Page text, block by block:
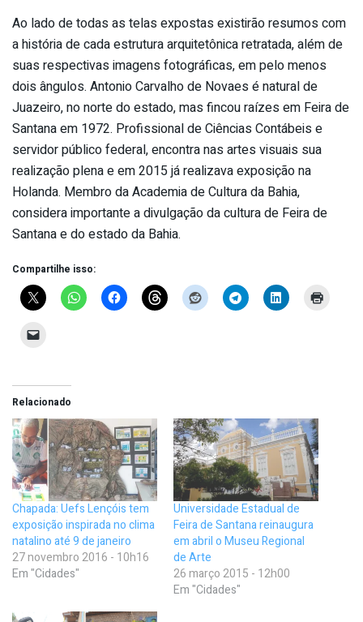
Ao lado de todas as telas expostas existirão resumos com
a história de cada estrutura arquitetônica retratada, além de
suas respectivas imagens fotográficas, em pelo menos
dois ângulos. Antonio Carvalho de Novaes é natural de
Juazeiro, no norte do estado, mas fincou raízes em Feira de
Santana em 1972. Profissional de Ciências Contábeis e
servidor público federal, encontra nas artes visuais sua
realização plena e em 2015 já realizava exposição na
Holanda. Membro da Academia de Cultura da Bahia,
considera importante a divulgação da cultura de Feira de
Santana e do estado da Bahia.
Compartilhe isso:
Relacionado
Chapada: Uefs Lençóis tem
exposição inspirada no clima
natalino até 9 de janeiro
27 novembro 2016 - 10h16
Em "Cidades"
Universidade Estadual de
Feira de Santana reinaugura
em abril o Museu Regional
de Arte
26 março 2015 - 12h00
Em "Cidades"